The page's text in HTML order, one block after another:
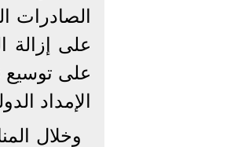
على إزالة
على توسيع
الإمداد
وخلال